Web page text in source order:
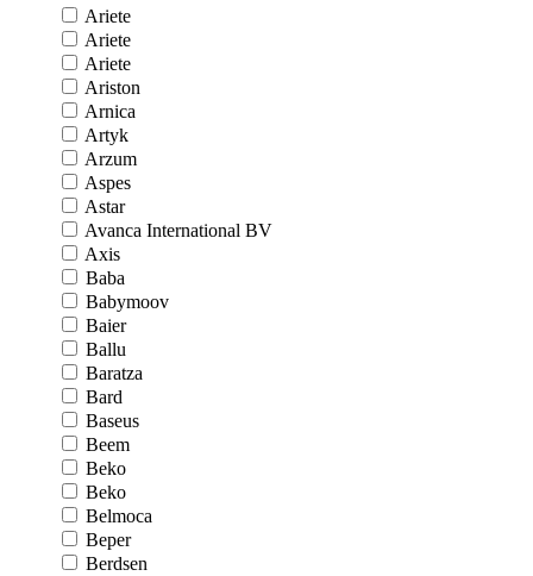
Ariete
Ariete
Ariete
Ariston
Arnica
Artyk
Arzum
Aspes
Astar
Avanca International BV
Axis
Baba
Babymoov
Baier
Ballu
Baratza
Bard
Baseus
Beem
Beko
Beko
Belmoca
Beper
Berdsen